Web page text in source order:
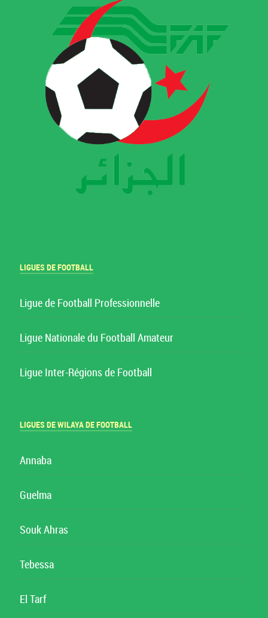
LIGUES DE FOOTBALL
Ligue de Football Professionnelle
Ligue Nationale du Football Amateur
Ligue Inter-Régions de Football
LIGUES DE WILAYA DE FOOTBALL
Annaba
Guelma
Souk Ahras
Tebessa
El Tarf